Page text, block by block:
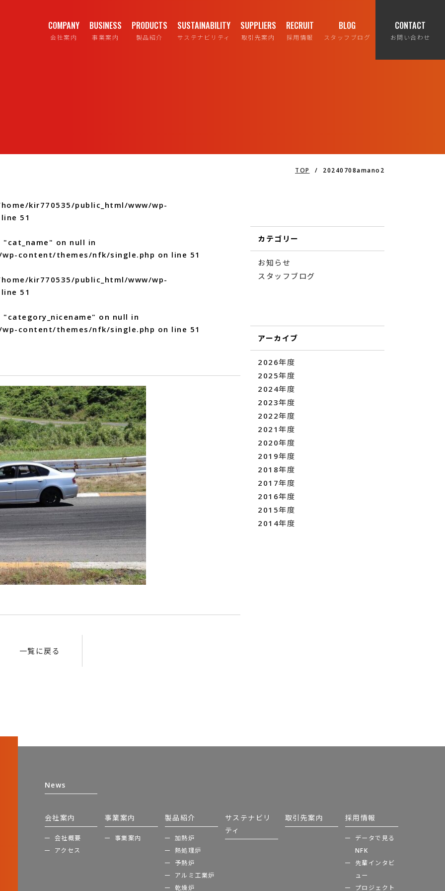
COMPANY
会社案内
BUSINESS
事業案内
PRODUCTS
製品紹介
SUSTAINABILITY
サステナビリティ
SUPPLIERS
取引先案内
RECRUIT
採用情報
BLOG
スタッフブログ
CONTACT
お問い合わせ
TOP / 20240708amano2
kir770535/public_html/www/wp-
51
on null in
content/themes/nfk/single.php on line 51
kir770535/public_html/www/wp-
51
on null in
content/themes/nfk/single.php on line 51
一覧に戻る
カテゴリー
お知らせ
スタッフブログ
アーカイブ
2026年度
2025年度
2024年度
2023年度
2022年度
2021年度
2020年度
2019年度
2018年度
2017年度
2016年度
2015年度
2014年度
News
会社案内
会社概要
アクセス
事業案内
事業案内
製品紹介
加熱炉
熱処理炉
予熱炉
アルミ工業炉
乾燥炉
サステナビリ
ティ
取引先案内 採用情報
データで見る
NFK
先輩インタビ
ュー
プロジェクト